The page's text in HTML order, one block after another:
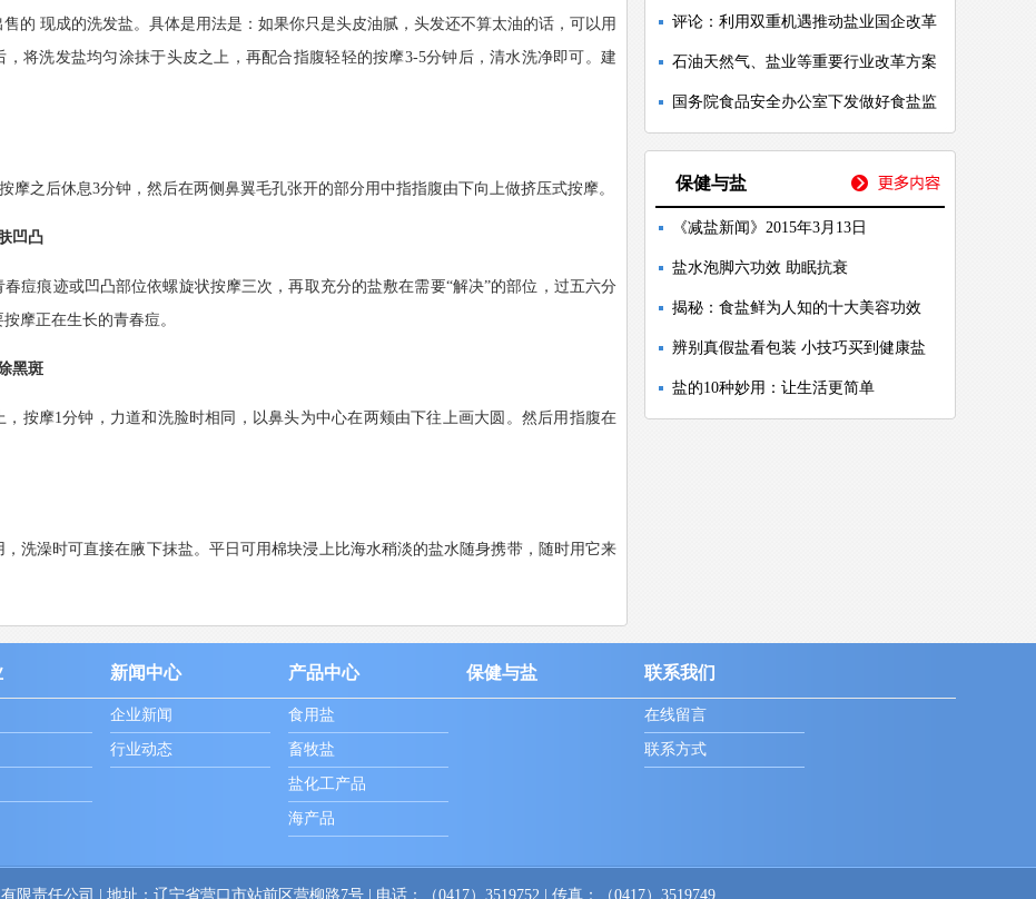
的 现成的洗发盐。具体是用法是：如果你只是头皮油腻，头发还不算太油的话，可以用
，将洗发盐均匀涂抹于头皮之上，再配合指腹轻轻的按摩3-5分钟后，清水洗净即可。建
摩之后休息3分钟，然后在两侧鼻翼毛孔张开的部分用中指指腹由下向上做挤压式按摩。
凹凸
春痘痕迹或凹凸部位依螺旋状按摩三次，再取充分的盐敷在需要“解决”的部位，过五六分
摩正在生长的青春痘。
黑斑
，按摩1分钟，力道和洗脸时相同，以鼻头为中心在两颊由下往上画大圆。然后用指腹在
洗澡时可直接在腋下抹盐。平日可用棉块浸上比海水稍淡的盐水随身携带，随时用它来
评论：利用双重机遇推动盐业国企改革
石油天然气、盐业等重要行业改革方案
国务院食品安全办公室下发做好食盐监
保健与盐
《减盐新闻》2015年3月13日
盐水泡脚六功效 助眠抗衰
揭秘：食盐鲜为人知的十大美容功效
辨别真假盐看包装 小技巧买到健康盐
盐的10种妙用：让生活更简单
新闻中心 产品中心 保健与盐 联系我们
企业新闻
行业动态
食用盐
畜牧盐
盐化工产品
海产品
在线留言
联系方式
限责任公司 | 地址：辽宁省营口市站前区营柳路7号 | 电话：（0417）3519752 | 传真：（0417）3519749